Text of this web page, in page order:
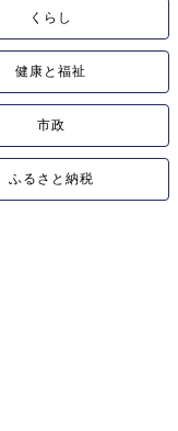
くらし
健康と福祉
市政
ふるさと納税